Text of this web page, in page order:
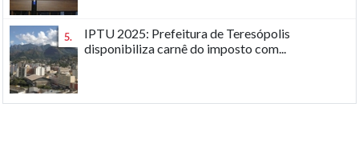
5.
IPTU 2025: Prefeitura de Teresópolis
disponibiliza carnê do imposto com...